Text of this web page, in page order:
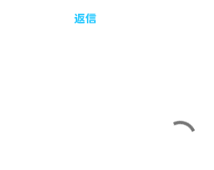
返信